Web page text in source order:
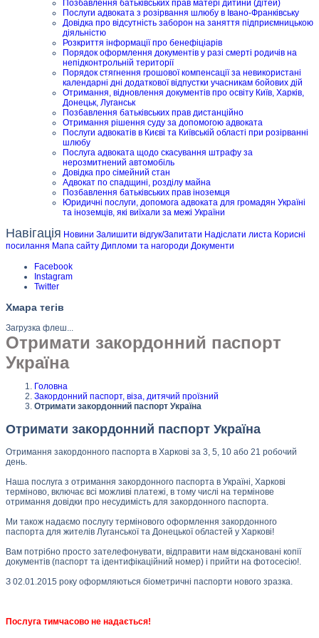
Позбавлення батьківських прав матері дитини (дітей)
Послуги адвоката з розірвання шлюбу в Івано-Франківську
Довідка про відсутність заборон на заняття підприємницькою
діяльністю
Розкриття інформації про бенефіціарів
Порядок оформлення документів у разі смерті родичів на
непідконтрольній території
Порядок стягнення грошової компенсації за невикористані
календарні дні додаткової відпустки учасникам бойових дій
Отримання, відновлення документів про освіту Київ, Харків,
Донецьк, Луганськ
Позбавлення батьківських прав дистанційно
Отримання рішення суду за допомогою адвоката
Послуги адвокатів в Києві та Київській області при розірванні
шлюбу
Послуга адвоката щодо скасування штрафу за
нерозмитнений автомобіль
Довідка про сімейний стан
Адвокат по спадщині, розділу майна
Позбавлення батьківських прав іноземця
Юридичні послуги, допомога адвоката для громадян Україні
та іноземців, які виїхали за межі України
Навігація Новини Залишити відгук/Запитати Надіслати листа Корисні
посилання Мапа сайту Дипломи та нагороди Документи
Facebook
Instagram
Twitter
Хмара тегів
Загрузка флеш...
Отримати закордонний паспорт
Україна
Головна
Закордонний паспорт, віза, дитячий проїзний
Отримати закордонний паспорт Україна
Отримати закордонний паспорт Україна
Отримання закордонного паспорта в Харкові за 3, 5, 10 або 21 робочий
день.
Наша послуга з отримання закордонного паспорта в Україні, Харкові
терміново, включає всі можливі платежі, в тому числі на термінове
отримання довідки про несудимість для закордонного паспорта.
Ми також надаємо послугу термінового оформлення закордонного
паспорта для жителів Луганської та Донецької областей у Харкові!
Вам потрібно просто зателефонувати, відправити нам відскановані копії
документів (паспорт та ідентифікаційний номер) і прийти на фотосесію!.
З 02.01.2015 року оформляються біометричні паспорти нового зразка.
Послуга тимчасово не надається!